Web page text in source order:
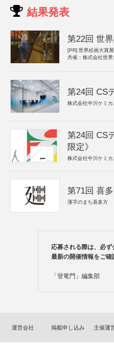
結果発表
第22回 世
[PR] 世界絵画大賞
共催：株式会社世界
第24回 CS
株式会社中川ケミカ
第24回 CS
限定》
株式会社中川ケミカ
第71回 喜
漢字のまち喜多方
応募される際は、必
最新の開催情報をご確
「登竜門」編集部
運営会社 掲載申し込み 主催運